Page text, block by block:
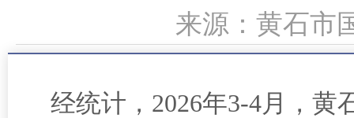
来源：黄石
经统计， 2026年3-4月 ， 黄